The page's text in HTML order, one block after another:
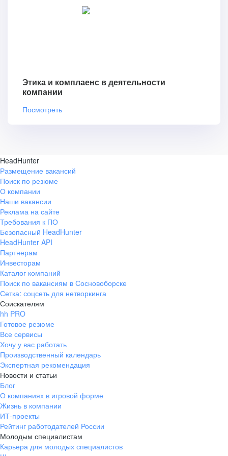
Этика и комплаенс в деятельности
компании
Посмотреть
HeadHunter
Размещение вакансий
Поиск по резюме
О компании
Наши вакансии
Реклама на сайте
Требования к ПО
Безопасный HeadHunter
HeadHunter API
Партнерам
Инвесторам
Каталог компаний
Поиск по вакансиям в Сосновоборске
Сетка: соцсеть для нетворкинга
Соискателям
hh PRO
Готовое резюме
Все сервисы
Хочу у вас работать
Производственный календарь
Экспертная рекомендация
Новости и статьи
Блог
О компаниях в игровой форме
Жизнь в компании
ИТ-проекты
Рейтинг работодателей России
Молодым специалистам
Карьера для молодых специалистов